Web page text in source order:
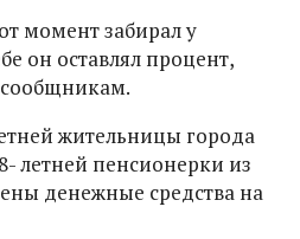
момент забирал у
он оставлял процент,
сообщникам.
жительницы города
летней пенсионерки из
денежные средства на